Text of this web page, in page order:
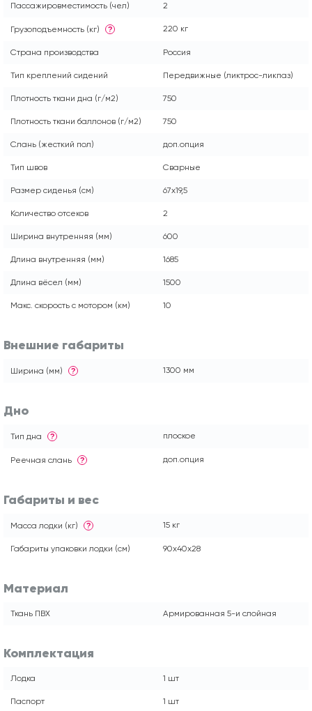
Пассажировместимость (чел) 2
Грузоподъемность (кг) ? 220 кг
Страна производства Россия
Тип креплений сидений Передвижные (ликтрос-ликпаз)
Плотность ткани дна (г/м2) 750
Плотность ткани баллонов (г/м2) 750
Слань (жесткий пол) доп.опция
Тип швов Сварные
Размер сиденья (см) 67x19,5
Количество отсеков 2
Ширина внутренняя (мм) 600
Длина внутренняя (мм) 1685
Длина вёсел (мм) 1500
Макс. скорость с мотором (км) 10
Внешние габариты
Ширина (мм) ? 1300 мм
Дно
Тип дна ? плоское
Реечная слань ? доп.опция
Габариты и вес
Масса лодки (кг) ? 15 кг
Габариты упаковки лодки (см) 90x40x28
Материал
Ткань ПВХ Армированная 5-и слойная
Комплектация
Лодка 1 шт
Паспорт 1 шт